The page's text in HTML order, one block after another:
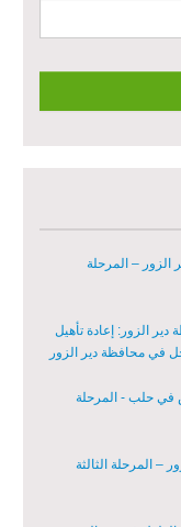
الشغور
الشغور – المرحلة
الزور – المرحلة
الزور: إعادة تأهيل
في محافظة دير الزور
في حلب - المرحلة
– المرحلة الثالثة